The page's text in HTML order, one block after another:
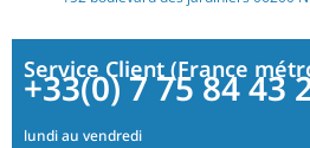
Service Client (France
+33(0) 7 75 84 43
lundi au vendredi